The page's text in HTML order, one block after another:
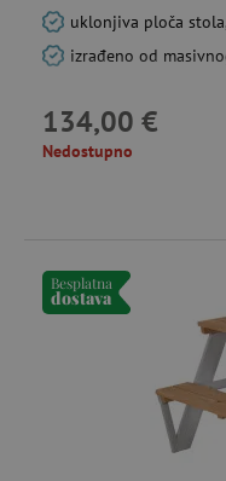
uklonjiva ploča
izrađeno od
134,00 €
Nedostupno
Besplatna
dostava